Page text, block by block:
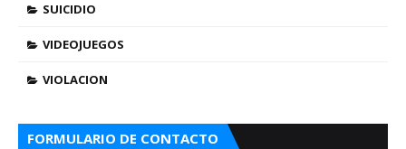
SUICIDIO
VIDEOJUEGOS
VIOLACION
FORMULARIO DE CONTACTO